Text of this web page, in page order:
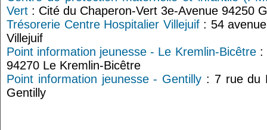
Vert : Cité du Chaperon-Vert 3e-Avenue 94250
Trésorerie Centre Hospitalier Villejuif: 54 avenue
Villejuif
Point information jeunesse - Le Kremlin-Bicêtre:
94270 Le Kremlin-Bicêtre
Point information jeunesse - Gentilly : 7 rue du
Gentilly